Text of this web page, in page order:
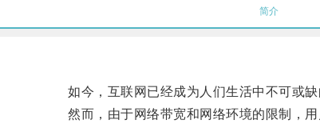
简介
如今，互联网已经成为人们生活中不可或缺
然而，由于网络带宽和网络环境的限制，用